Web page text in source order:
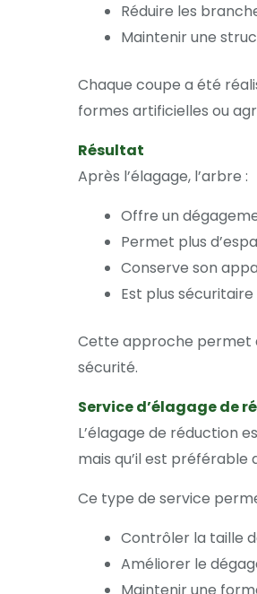
Réduire les
Maintenir une
Chaque coupe a été
formes artificielles ou
Résultat
Après l’élagage, l’arbre :
Offre un
Permet plus
Conserve son
Est plus
Cette approche permet
sécurité.
Service d’élagage de
L’élagage de réduction
mais qu’il est préférable
Ce type de service
Contrôler la taille
Améliorer le